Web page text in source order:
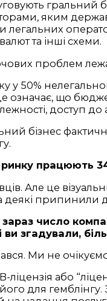
гральний
яким
легальних
та інші схеми.
проблем
у 50%
означає, що
доступ
бізнес
працюють
Але це
деякі припинили
число
ви згадували,
Ми не
або
для